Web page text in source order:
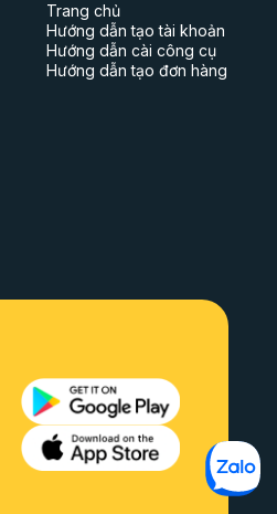
Trang chủ
Hướng dẫn tạo tài khoản
Hướng dẫn cài công cụ
Hướng dẫn tạo đơn hàng